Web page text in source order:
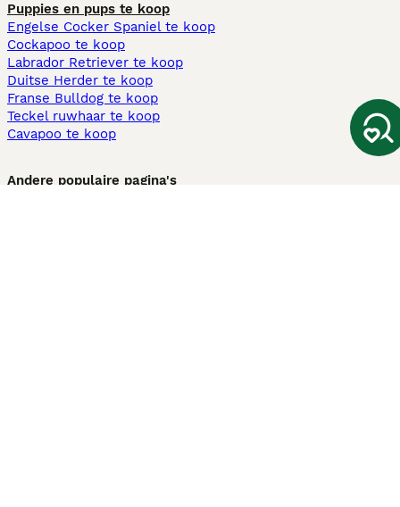
Puppies en pups te koop
Engelse Cocker Spaniel te koop
Cockapoo te koop
Labrador Retriever te koop
Duitse Herder te koop
Franse Bulldog te koop
Teckel ruwhaar te koop
Cavapoo te koop
Andere populaire pagina's